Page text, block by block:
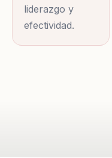
liderazgo y
efectividad.